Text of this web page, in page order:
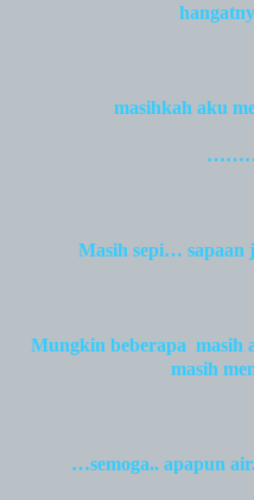
masihkah aku
Masih sepi… sapaan
Mungkin beberapa masih
masih
…semoga.. apapun